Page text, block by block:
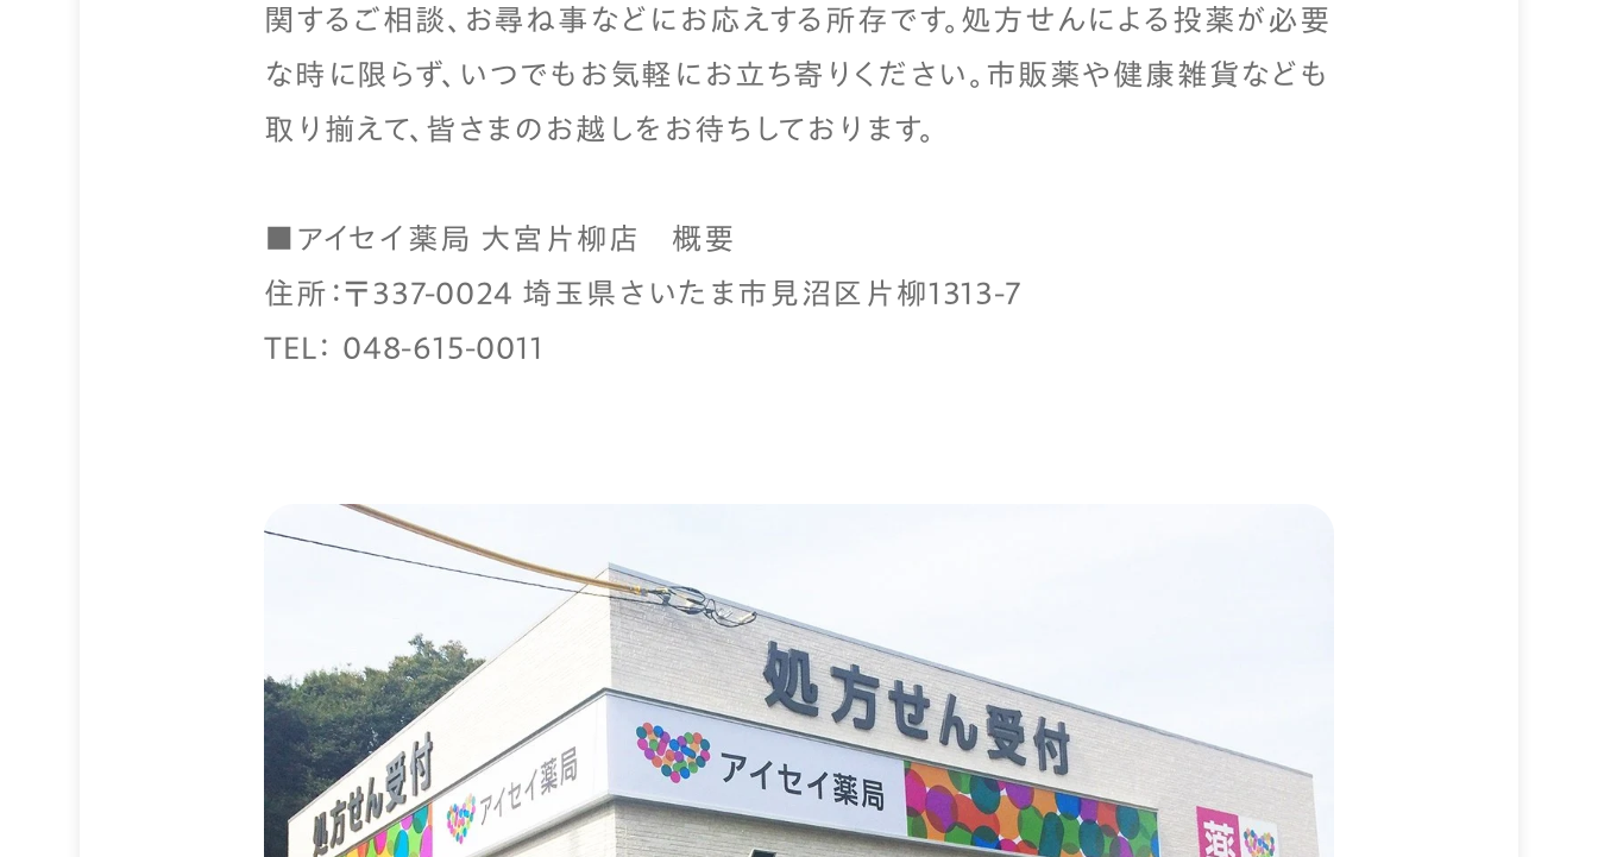
関するご相談、お尋ね事などにお応えする所存です。処方せんによる投薬が必要
な時に限らず、いつでもお気軽にお立ち寄りください。市販薬や健康雑貨なども
取り揃えて、皆さまのお越しをお待ちしております。
■アイセイ薬局 大宮片柳店 概要
住所：〒337-0024 埼玉県さいたま市見沼区片柳1313-7
TEL： 048-615-0011